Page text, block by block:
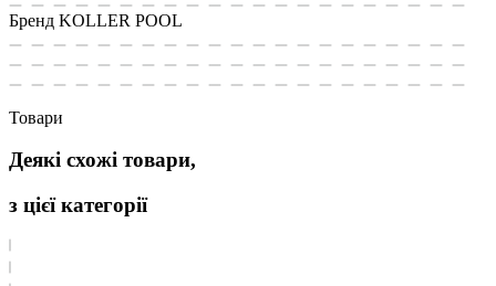
Бренд KOLLER POOL
Товари
Деякі схожі товари,
з цієї категорії